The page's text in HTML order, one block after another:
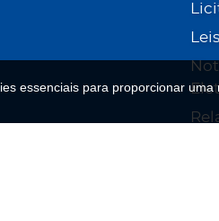
essenciais para proporcionar